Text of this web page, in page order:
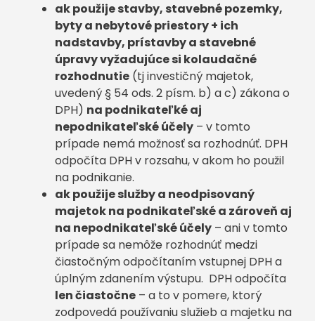
ak použije stavby, stavebné pozemky,
byty a nebytové priestory + ich
nadstavby, prístavby a stavebné
úpravy vyžadujúce si kolaudačné
rozhodnutie (tj investičný majetok,
uvedený § 54 ods. 2 písm. b) a c) zákona o
DPH) na podnikateľké aj
nepodnikateľské účely – v tomto
prípade nemá možnosť sa rozhodnúť. DPH
odpočíta DPH v rozsahu, v akom ho použil
na podnikanie.
ak použije služby a neodpisovaný
majetok na podnikateľské a zároveň aj
na nepodnikateľské účely – ani v tomto
prípade sa nemôže rozhodnúť medzi
čiastočným odpočítaním vstupnej DPH a
úplným zdanením výstupu. DPH odpočíta
len čiastočne – a to v pomere, ktorý
zodpovedá používaniu služieb a majetku na